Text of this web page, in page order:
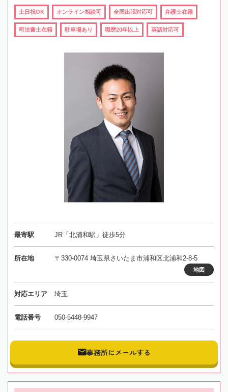
土日祝OK オンライン相談可 全国出張対応可 弁護士在籍
司法書士在籍 駐車場あり 職歴20年以上 英語対応可
最寄駅 JR「北浦和駅」徒歩5分
所在地 〒330-0074 埼玉県さいたま市浦和区北浦和2-8-5
地図
対応エリア 埼玉
電話番号 050-5448-9947
事務所にメールする